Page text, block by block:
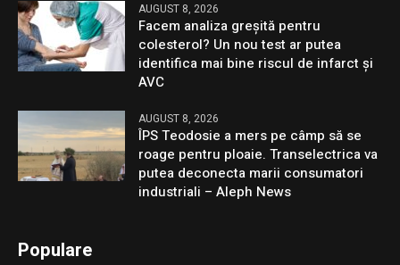
AUGUST 8, 2026
Facem analiza greșită pentru
colesterol? Un nou test ar putea
identifica mai bine riscul de infarct și
AVC
AUGUST 8, 2026
ÎPS Teodosie a mers pe câmp să se
roage pentru ploaie. Transelectrica va
putea deconecta marii consumatori
industriali – Aleph News
Populare